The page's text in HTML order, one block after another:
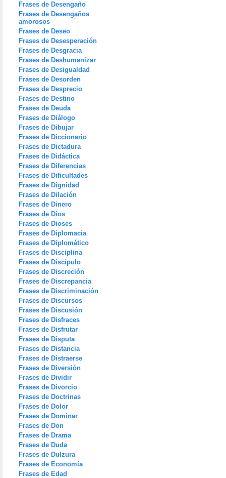
Frases de Desengaño
Frases de Desengaños
amorosos
Frases de Deseo
Frases de Desesperación
Frases de Desgracia
Frases de Deshumanizar
Frases de Desigualdad
Frases de Desorden
Frases de Desprecio
Frases de Destino
Frases de Deuda
Frases de Diálogo
Frases de Dibujar
Frases de Diccionario
Frases de Dictadura
Frases de Didáctica
Frases de Diferencias
Frases de Dificultades
Frases de Dignidad
Frases de Dilación
Frases de Dinero
Frases de Dios
Frases de Dioses
Frases de Diplomacia
Frases de Diplomático
Frases de Disciplina
Frases de Discípulo
Frases de Discreción
Frases de Discrepancia
Frases de Discriminación
Frases de Discursos
Frases de Discusión
Frases de Disfraces
Frases de Disfrutar
Frases de Disputa
Frases de Distancia
Frases de Distraerse
Frases de Diversión
Frases de Dividir
Frases de Divorcio
Frases de Doctrinas
Frases de Dolor
Frases de Dominar
Frases de Don
Frases de Drama
Frases de Duda
Frases de Dulzura
Frases de Economía
Frases de Edad